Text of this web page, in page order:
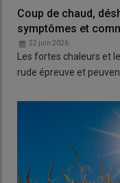
Coup de chaud,
symptômes et
22 juin 2026
Les fortes chaleurs et
rude épreuve et